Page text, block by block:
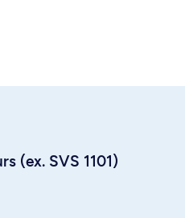
(ex. SVS 1101)